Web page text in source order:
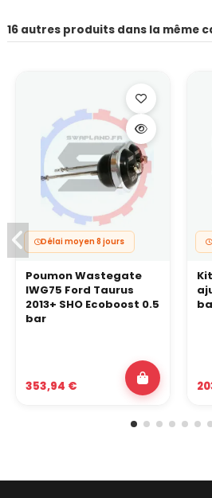
16 autres produits dans la même
Délai moyen 8 jours
Poumon Wastegate
IWG75 Ford Taurus
2013+ SHO Ecoboost 0.5
bar
353,94 €